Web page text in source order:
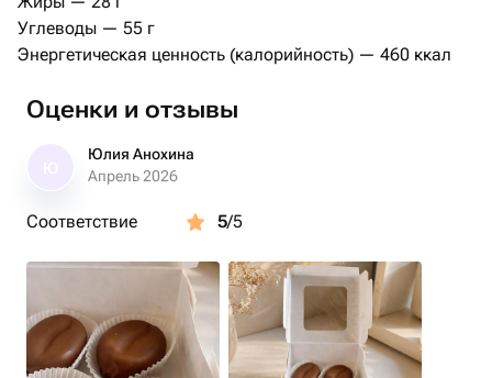
десерту глубину.
Этот набор — идеальный выбор для истинных
ценителей классических вкусов с изысканным
создавая атмосферу теплого вечера.
Углеводы — 55 г
Энергетическая ценность (калорийность) — 460 ккал
Оценки и отзывы
Юлия Анохина
Апрель 2026
Соответствие 5/5